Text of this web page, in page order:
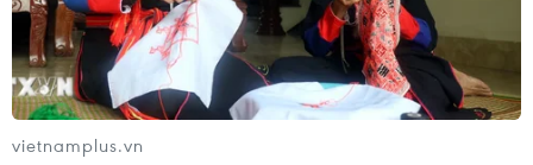
Bộ Thương mại Mỹ cho biết doanh số bán lẻ của nước
này trong tháng 11/2010 đã tăng 0,8% so với tháng
trước đó, lên hơn 378 tỷ USD.
vietnamplus.vn